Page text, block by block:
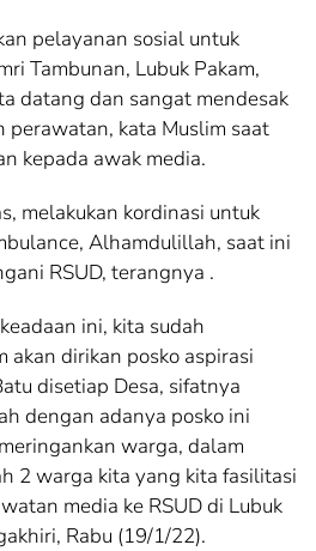
pelayanan sosial untuk
Tambunan, Lubuk Pakam,
datang dan sangat mendesak
perawatan, kata Muslim saat
kepada awak media.
melakukan kordinasi untuk
Alhamdulillah, saat ini
RSUD, terangnya .
ini, kita sudah
akan dirikan posko aspirasi
disetiap Desa, sifatnya
dengan adanya posko ini
warga, dalam
2 warga kita yang kita fasilitasi
media ke RSUD di Lubuk
Rabu (19/1/22).